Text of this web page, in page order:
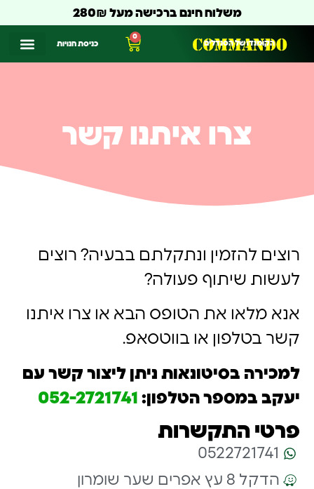
משלוח חינם ברכישה מעל 280₪
הקומנדו של הסנדלים
0
כניסת חנויות
צרו איתנו קשר
רוצים להזמין ונתקלתם בבעיה? רוצים
לעשות שיתוף פעולה?
אנא מלאו את הטופס הבא או צרו איתנו
קשר בטלפון או בווטסאפ.
למכירה בסיטונאות ניתן ליצור קשר עם
יעקב במספר הטלפון: 052-2721741
פרטי התקשרות
0522721741
הדקל 8 עץ אפרים שער שומרון